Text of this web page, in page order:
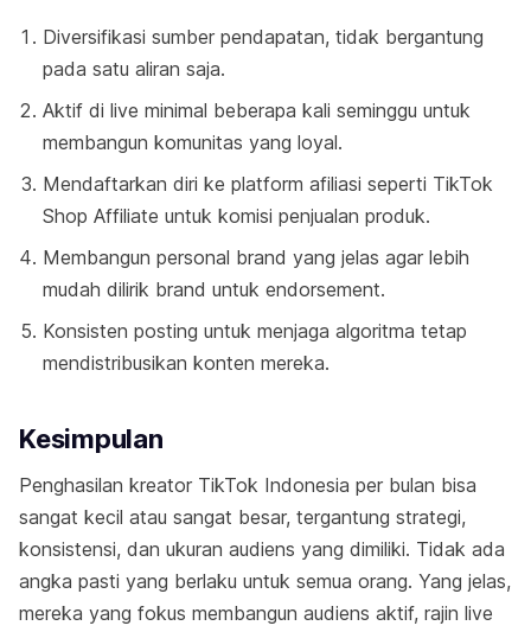
Diversifikasi sumber pendapatan, tidak bergantung
pada satu aliran saja.
Aktif di live minimal beberapa kali seminggu untuk
membangun komunitas yang loyal.
Mendaftarkan diri ke platform afiliasi seperti TikTok
Shop Affiliate untuk komisi penjualan produk.
Membangun personal brand yang jelas agar lebih
mudah dilirik brand untuk endorsement.
Konsisten posting untuk menjaga algoritma tetap
mendistribusikan konten mereka.
Kesimpulan
Penghasilan kreator TikTok Indonesia per bulan bisa
sangat kecil atau sangat besar, tergantung strategi,
konsistensi, dan ukuran audiens yang dimiliki. Tidak ada
angka pasti yang berlaku untuk semua orang. Yang jelas,
mereka yang fokus membangun audiens aktif, rajin live